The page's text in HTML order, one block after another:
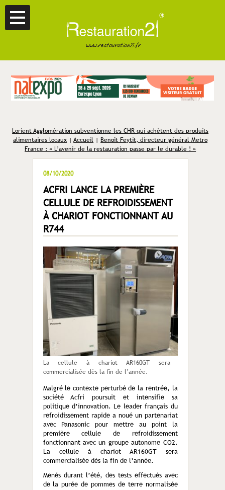
Lorient Agglomération subventionne les CHR qui achètent des produits
alimentaires locaux |Accueil |Benoît Feytit, directeur général Metro
France : « L’avenir de la restauration passe par le durable ! »
08/10/2020
ACFRI LANCE LA PREMIÈRE
CELLULE DE REFROIDISSEMENT
À CHARIOT FONCTIONNANT AU
R744
La cellule à chariot AR160GT sera
commercialisée dès la fin de l’année.
Malgré le contexte perturbé de la rentrée, la
société Acfri poursuit et intensifie sa
politique d’innovation. Le leader français du
refroidissement rapide a noué un partenariat
avec Panasonic pour mettre au point la
première cellule de refroidissement
fonctionnant avec un groupe autonome CO2.
La cellule à chariot AR160GT sera
commercialisée dès la fin de l’année.
Menés durant l’été, des tests effectués avec
de la purée de pommes de terre normalisée